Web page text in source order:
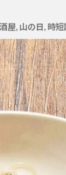
屋, 山の日, 時短